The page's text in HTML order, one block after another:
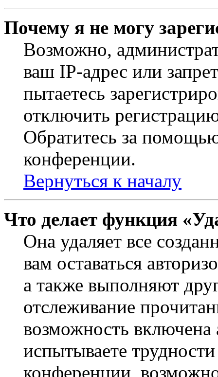
Почему я не могу
Возможно,
ваш IP-адрес или
пытаетесь
отключить
Обратитесь за
конференции.
Вернуться к началу
Что делает функция
Она удаляет все
вам оставаться
а также выполняют
отслеживание
возможность
испытываете
конференции,